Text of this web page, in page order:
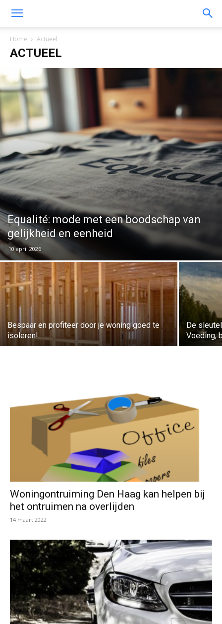
Home Actueel
ACTUEEL
Equalité: mode met een boodschap van
gelijkheid en eenheid
10 april 2026
Bespaar en profiteer door je woning goed te
isoleren!
De
Voeding,
Woningontruiming Den Haag kan helpen bij
het ontruimen na overlijden
14 maart 2022